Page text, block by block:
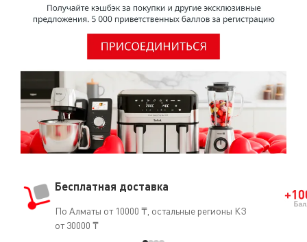
(кардиостимуляторы, искусственные артерии, протезы
Бесплатная доставка
По Алматы от 10000 ₸, остальные регионы КЗ
от 30000 ₸